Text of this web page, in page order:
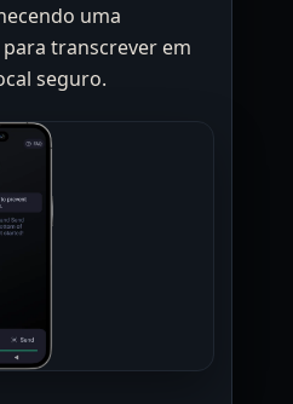
uma
transcrever em
seguro.